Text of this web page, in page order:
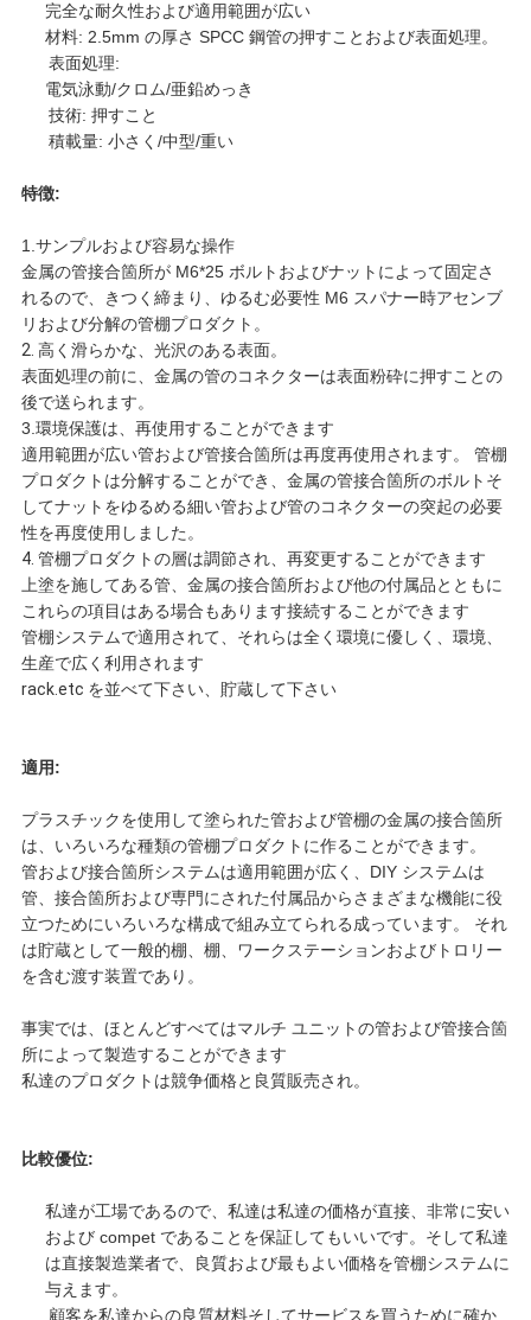
ラ
イ
バ
シ
ー
ポ
リ
シ
ー
完全な耐久性および適用範囲が広い
材料: 2.5mm の厚さ SPCC 鋼管の押すことおよび表面処理。
表面処理:
電気泳動/クロム/亜鉛めっき
技術: 押すこと
積載量: 小さく/中型/重い
特徴:
1.サンプルおよび容易な操作
金属の管接合箇所が M6*25 ボルトおよびナットによって固定さ
れるので、きつく締まり、ゆるむ必要性 M6 スパナー時アセンブ
リおよび分解の管棚プロダクト。
2. 高く滑らかな、光沢のある表面。
表面処理の前に、金属の管のコネクターは表面粉砕に押すことの
後で送られます。
3.環境保護は、再使用することができます
適用範囲が広い管および管接合箇所は再度再使用されます。 管棚
プロダクトは分解することができ、金属の管接合箇所のボルトそ
してナットをゆるめる細い管および管のコネクターの突起の必要
性を再度使用しました。
4. 管棚プロダクトの層は調節され、再変更することができます
上塗を施してある管、金属の接合箇所および他の付属品とともに
これらの項目はある場合もあります接続することができます
管棚システムで適用されて、それらは全く環境に優しく、環境、
生産で広く利用されます
rack.etc を並べて下さい、貯蔵して下さい
適用:
プラスチックを使用して塗られた管および管棚の金属の接合箇所
は、いろいろな種類の管棚プロダクトに作ることができます。
管および接合箇所システムは適用範囲が広く、DIY システムは
管、接合箇所および専門にされた付属品からさまざまな機能に役
立つためにいろいろな構成で組み立てられる成っています。 それ
は貯蔵として一般的棚、棚、ワークステーションおよびトロリー
を含む渡す装置であり。
事実では、ほとんどすべてはマルチ ユニットの管および管接合箇
所によって製造することができます
私達のプロダクトは競争価格と良質販売され。
比較優位:
私達が工場であるので、私達は私達の価格が直接、非常に安い
および compet であることを保証してもいいです。そして私達
は直接製造業者で、良質および最もよい価格を管棚システムに
与えます。
顧客を私達からの良質材料そしてサービスを買うために確か